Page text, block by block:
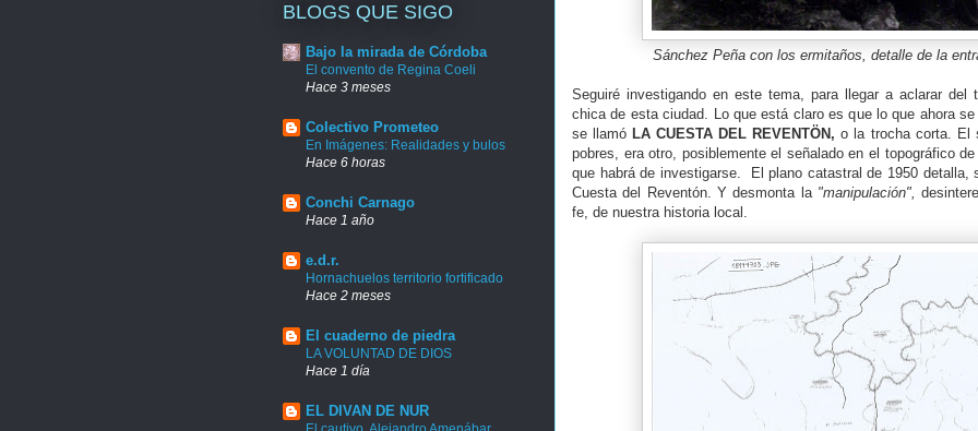
Sánchez Peña con los ermitaños, detalle de la
Seguiré investigando en este tema, para llegar a aclarar del
chica de esta ciudad. Lo que está claro es que lo que ahora
se llamó LA CUESTA DEL REVENTÖN, o la trocha corta. El
pobres, era otro, posiblemente el señalado en el topográfico
que habrá de investigarse. El plano catastral de 1950 detalla,
Cuesta del Reventón. Y desmonta la "manipulación",
fe, de nuestra historia local.
BLOGS QUE SIGO
Bajo la mirada de Córdoba
El convento de Regina Coeli
Hace 3 meses
Colectivo Prometeo
En Imágenes: Realidades y bulos
Hace 6 horas
Conchi Carnago
Hace 1 año
e.d.r.
Hornachuelos territorio fortificado
Hace 2 meses
El cuaderno de piedra
LA VOLUNTAD DE DIOS
Hace 1 día
EL DIVAN DE NUR